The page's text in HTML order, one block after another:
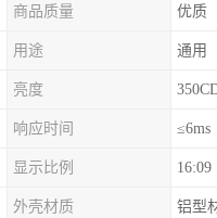
商品质量 优质
用途 通用
亮度
响应时间 ≤6ms
显示比例 16:09
外壳材质 铝型